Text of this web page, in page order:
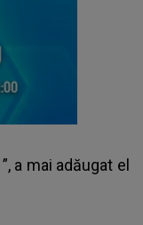
”, a mai adăugat el